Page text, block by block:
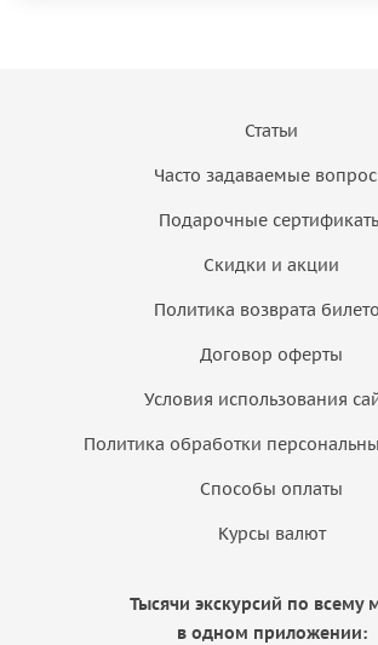
Статьи
Часто задаваемые
Подарочные
Скидки и акции
Политика возврата
Договор оферты
Условия использования
Политика обработки
Способы оплаты
Курсы валют
Тысячи экскурсий по всему
в одном приложении: